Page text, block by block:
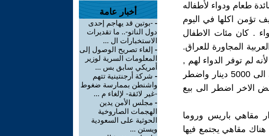
طعام ودواء لأطفاله
تؤمن اكلها في اليوم
. كان مئات الاطفال
المجاورة للعراق.
لم توفر الدواء لهم ,
و اصبح الاغنياء فقراء بعد ان صعدت قيمة الدولار الامريكي الى 5000 دينار واضطر
الاخر اضطر الى بيع
مقاهي باريس وروما
مقاهي يجتمع فيها
أخبار عامة
- -بوتين قد يهاجم إحدى
دول الناتو-.. ما تقديرات
الاستخبارات ال ...
- إلغاء تصريح الوصول إلى
المعلومات السرية لوزير
أمريكي سابق بس ...
- شركة أرجنتينية تتهم
واشنطن بممارسة ضغوط
-غير لائقة- لإلغاء م ...
- مجلس الأمن يدين
الهجمات الصاروخية
الحوثية على السعودية
ويستن ...